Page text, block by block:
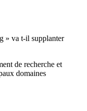
» va t-il supplanter
de recherche et
domaines